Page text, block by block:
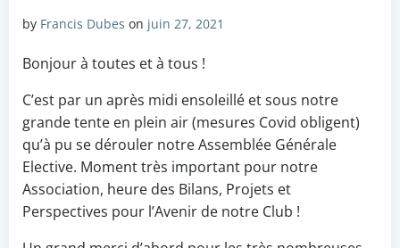
by Francis Dubes on juin 27, 2021
Bonjour à toutes et à tous !
C’est par un après midi ensoleillé et sous notre
grande tente en plein air (mesures Covid obligent)
qu’à pu se dérouler notre Assemblée Générale
Elective. Moment très important pour notre
Association, heure des Bilans, Projets et
Perspectives pour l’Avenir de notre Club !